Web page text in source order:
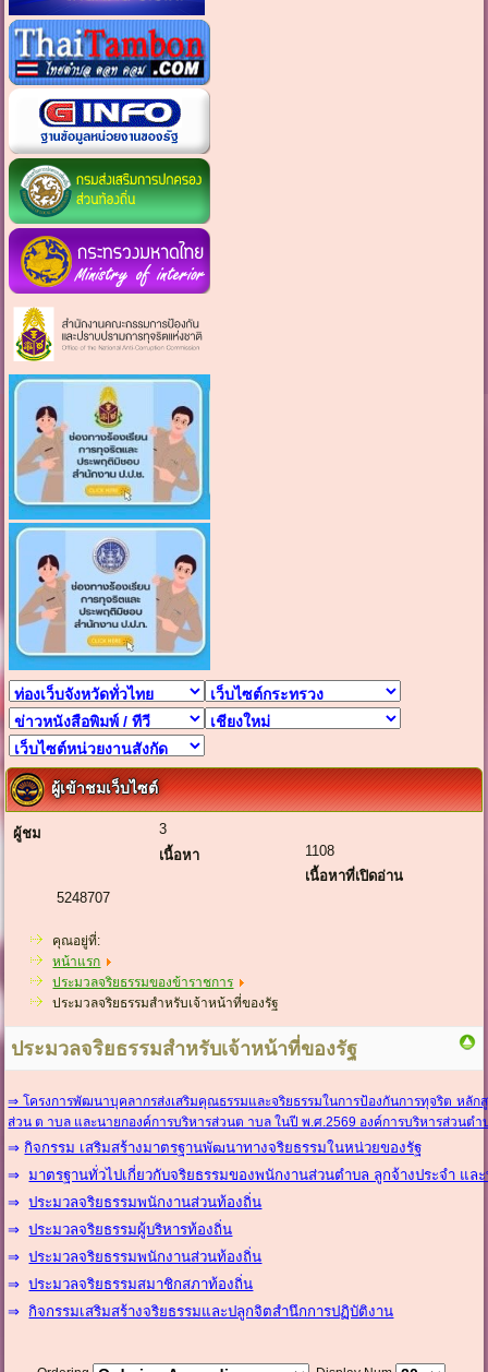
ผู้เข้าชมเว็บไซต์
ผู้ชม
3
เนื้อหา
1108
เนื้อหาที่เปิดอ่าน
5248707
คุณอยู่ที่:
หน้าแรก
ประมวลจริยธรรมของข้าราชการ
ประมวลจริยธรรมสำหรับเจ้าหน้าที่ของรัฐ
ประมวลจริยธรรมสำหรับเจ้าหน้าที่ของรัฐ
⇒ โครงการพัฒนาบุคลากรส่งเสริมคุณธรรมและจริยธรรมในการป้องกันการทุจริต หลั
ส่วน ต าบล และนายกองค์การบริหารส่วนต าบล ในปี พ.ศ.2569 องค์การบริหารส่วนตำ
⇒ กิจกรรม เสริมสร้างมาตรฐานพัฒนาทางจริยธรรมในหน่วยของรัฐ
⇒มาตรฐานทั่วไปเกี่ยวกับจริยธรรมของพนักงานส่วนตำบล ลูกจ้างประจำ แล
⇒ประมวลจริยธรรมพนักงานส่วนท้องถิ่น
⇒ประมวลจริยธรรมผู้บริหารท้องถิ่น
⇒ประมวลจริยธรรมพนักงานส่วนท้องถิ่น
⇒ประมวลจริยธรรมสมาชิกสภาท้องถิ่น
⇒ กิจกรรมเสริมสร้างจริยธรรมและปลูกจิตสำนึกการปฏิบัติงาน